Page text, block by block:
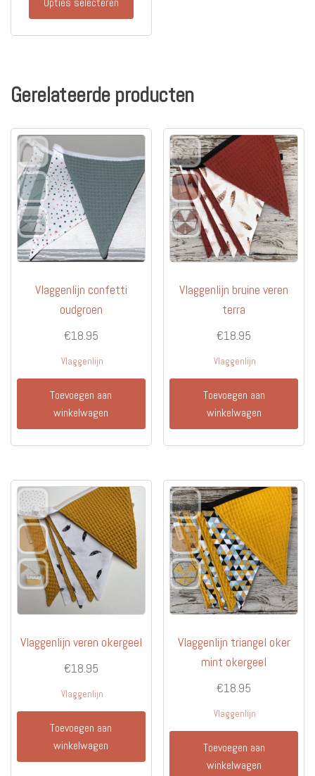
optie
gekozen
de
productpagina
Gerelateerde producten
Vlaggenlijn confetti
oudgroen
€18.95
Vlaggenlijn
Toevoegen aan
winkelwagen
Vlaggenlijn bruine veren
terra
€18.95
Vlaggenlijn
Toevoegen aan
winkelwagen
Vlaggenlijn veren okergeel
€18.95
Vlaggenlijn
Toevoegen aan
winkelwagen
Vlaggenlijn triangel oker
mint okergeel
€18.95
Vlaggenlijn
Toevoegen aan
winkelwagen